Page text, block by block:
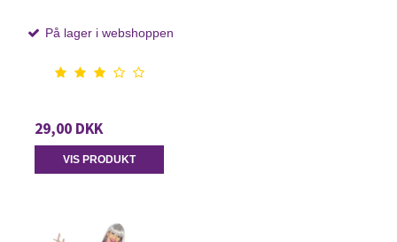
På lager i webshoppen
29,00 DKK
VIS PRODUKT